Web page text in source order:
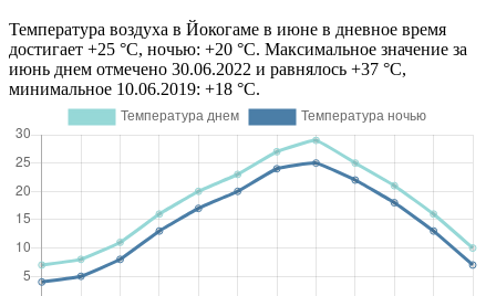
Температура воздуха в Йокогаме в июне в дневное время
достигает +25 °C, ночью: +20 °C. Максимальное значение за
июнь днем отмечено 30.06.2022 и равнялось +37 °C,
минимальное 10.06.2019: +18 °C.